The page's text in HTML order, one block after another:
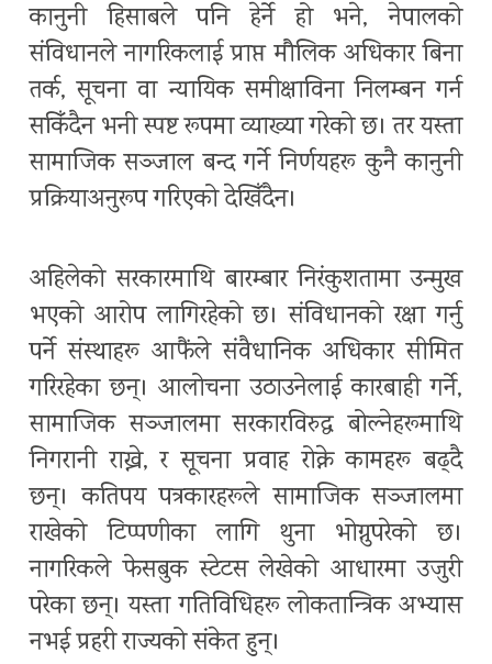
कानुनी हिसाबले पनि हेर्ने हो भने, नेपालको
संविधानले नागरिकलाई प्राप्त मौलिक अधिकार बिना
तर्क, सूचना वा न्यायिक समीक्षाविना निलम्बन गर्न
सकिँदैन भनी स्पष्ट रूपमा व्याख्या गरेको छ। तर यस्ता
सामाजिक सञ्जाल बन्द गर्ने निर्णयहरू कुनै कानुनी
प्रक्रियाअनुरूप गरिएको देखिँदैन।
अहिलेको सरकारमाथि बारम्बार निरंकुशतामा उन्मुख
भएको आरोप लागिरहेको छ। संविधानको रक्षा गर्नु
पर्ने संस्थाहरू आफैंले संवैधानिक अधिकार सीमित
गरिरहेका छन्। आलोचना उठाउनेलाई कारबाही गर्ने,
सामाजिक सञ्जालमा सरकारविरुद्ध बोल्नेहरूमाथि
निगरानी राख्ने, र सूचना प्रवाह रोक्ने कामहरू बढ्दै
छन्। कतिपय पत्रकारहरूले सामाजिक सञ्जालमा
राखेको टिप्पणीका लागि थुना भोग्नुपरेको छ।
नागरिकले फेसबुक स्टेटस लेखेको आधारमा उजुरी
परेका छन्। यस्ता गतिविधिहरू लोकतान्त्रिक अभ्यास
नभई प्रहरी राज्यको संकेत हुन्।